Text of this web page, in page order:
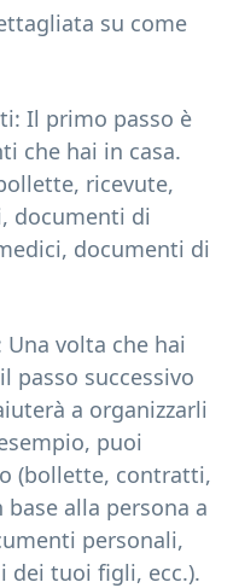
su come
Il primo passo è
che hai in casa.
ricevute,
documenti di
documenti di
volta che hai
successivo
a organizzarli
puoi
(bollette, contratti,
alla persona a
personali,
dei tuoi figli, ecc.).